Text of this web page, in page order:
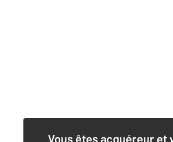
Vous êtes acquéreur et